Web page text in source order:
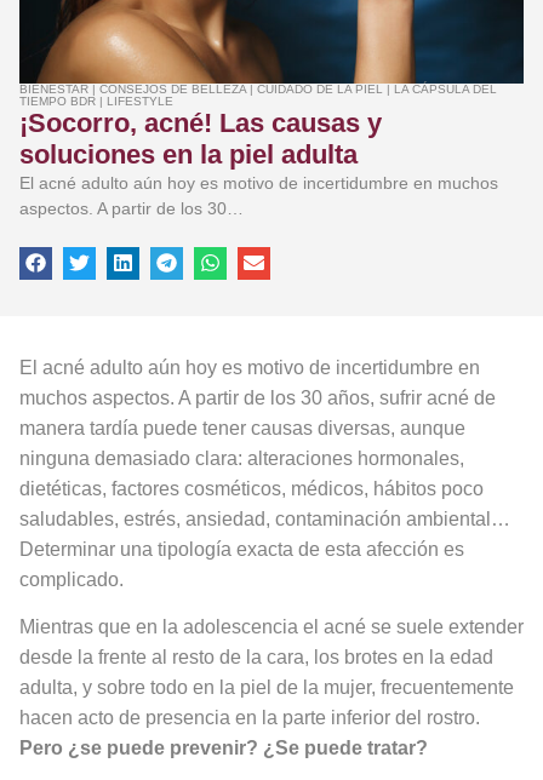
BIENESTAR | CONSEJOS DE BELLEZA | CUIDADO DE LA PIEL | LA CÁPSULA DEL
TIEMPO BDR | LIFESTYLE
¡Socorro, acné! Las causas y
soluciones en la piel adulta
El acné adulto aún hoy es motivo de incertidumbre en muchos
aspectos. A partir de los 30…
El acné adulto aún hoy es motivo de incertidumbre en
muchos aspectos. A partir de los 30 años, sufrir acné de
manera tardía puede tener causas diversas, aunque
ninguna demasiado clara: alteraciones hormonales,
dietéticas, factores cosméticos, médicos, hábitos poco
saludables, estrés, ansiedad, contaminación ambiental…
Determinar una tipología exacta de esta afección es
complicado.
Mientras que en la adolescencia el acné se suele extender
desde la frente al resto de la cara, los brotes en la edad
adulta, y sobre todo en la piel de la mujer, frecuentemente
hacen acto de presencia en la parte inferior del rostro.
Pero ¿se puede prevenir? ¿Se puede tratar?